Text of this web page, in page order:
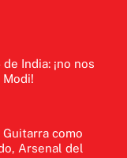
India: ¡no nos
Guitarra como
Arsenal del